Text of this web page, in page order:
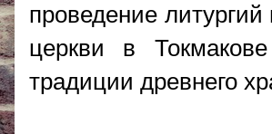
проведение
церкви в
традиции древнего